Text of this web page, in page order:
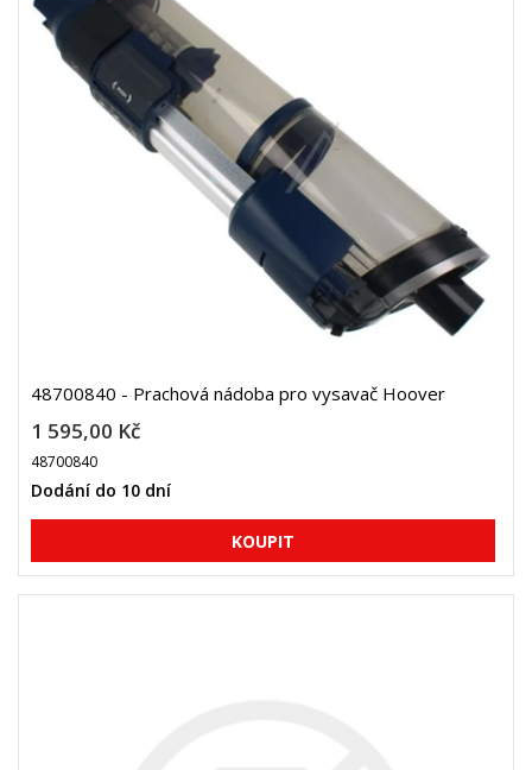
48700840 - Prachová nádoba pro vysavač Hoover
1 595,00 Kč
48700840
Dodání do 10 dní